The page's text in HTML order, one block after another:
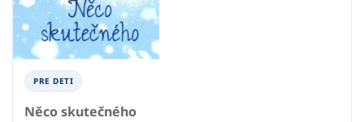
PRE DETI
Něco skutečného